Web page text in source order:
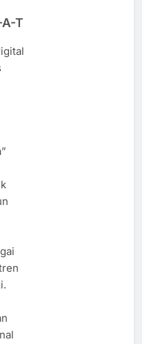
T